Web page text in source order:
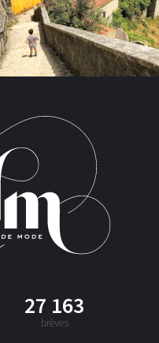
27 163
brèves